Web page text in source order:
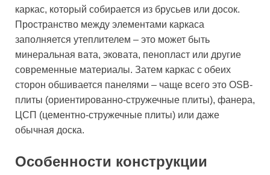
каркас, который собирается из брусьев или досок.
Пространство между элементами каркаса
заполняется утеплителем – это может быть
минеральная вата, эковата, пенопласт или другие
современные материалы. Затем каркас с обеих
сторон обшивается панелями – чаще всего это OSB-
плиты (ориентированно-стружечные плиты), фанера,
ЦСП (цементно-стружечные плиты) или даже
обычная доска.
Особенности конструкции